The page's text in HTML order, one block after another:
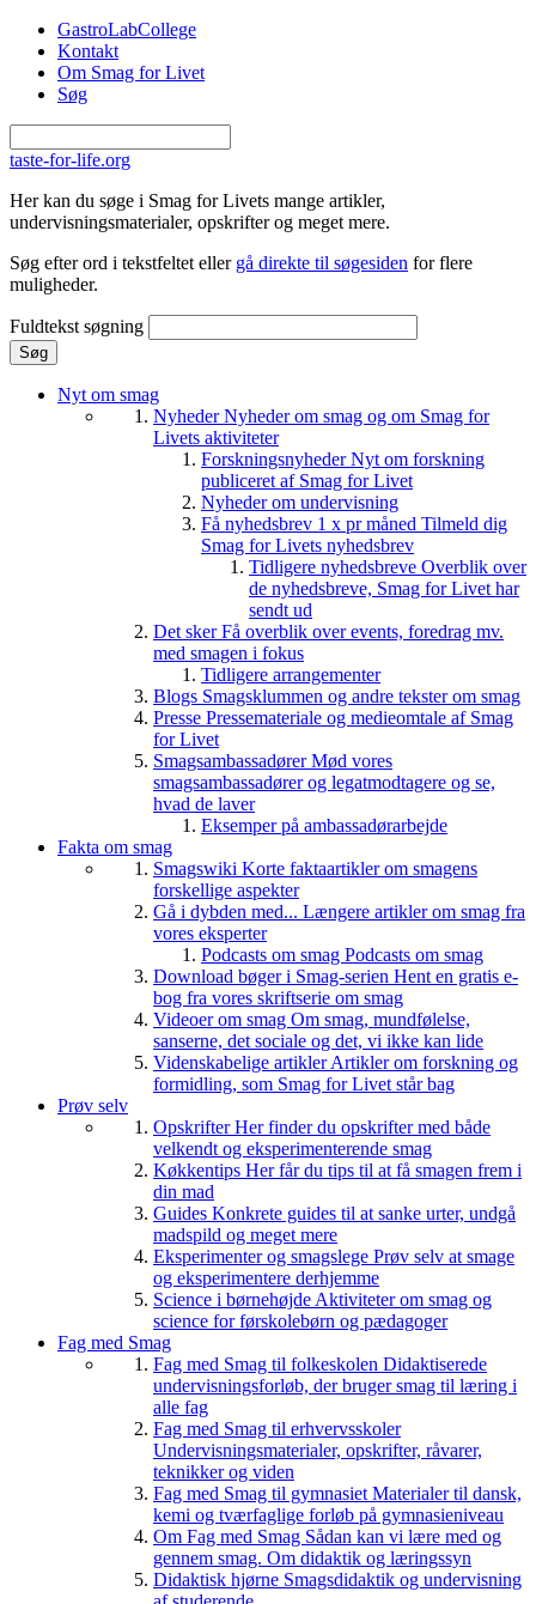
Gå til hovedindhold
GastroLabCollege
Kontakt
Om Smag for Livet
Søg
taste-for-life.org
Her kan du søge i Smag for Livets mange artikler,
undervisningsmaterialer, opskrifter og meget mere.
Søg efter ord i tekstfeltet eller gå direkte til søgesiden for flere
muligheder.
Fuldtekst søgning
Nyt om smag
NyhederNyheder om smag og om Smag for
Livets aktiviteter
ForskningsnyhederNyt om forskning
publiceret af Smag for Livet
Nyheder om undervisning
Få nyhedsbrev 1 x pr måned Tilmeld dig
Smag for Livets nyhedsbrev
Tidligere nyhedsbreve Overblik over
de nyhedsbreve, Smag for Livet har
sendt ud
Det skerFå overblik over events, foredrag mv.
med smagen i fokus
Tidligere arrangementer
Blogs Smagsklummen og andre tekster om smag
Presse Pressemateriale og medieomtale af Smag
for Livet
SmagsambassadørerMød vores
smagsambassadører og legatmodtagere og se,
hvad de laver
Eksemper på ambassadørarbejde
Fakta om smag
Smagswiki Korte faktaartikler om smagens
forskellige aspekter
Gå i dybden med... Længere artikler om smag fra
vores eksperter
Podcasts om smag Podcasts om smag
Download bøger i Smag-serien Hent en gratis e-
bog fra vores skriftserie om smag
Videoer om smag Om smag, mundfølelse,
sanserne, det sociale og det, vi ikke kan lide
Videnskabelige artiklerArtikler om forskning og
formidling, som Smag for Livet står bag
Prøv selv
OpskrifterHer finder du opskrifter med både
velkendt og eksperimenterende smag
Køkkentips Her får du tips til at få smagen frem i
din mad
Guides Konkrete guides til at sanke urter, undgå
madspild og meget mere
Eksperimenter og smagslege Prøv selv at smage
og eksperimentere derhjemme
Science i børnehøjde Aktiviteter om smag og
science for førskolebørn og pædagoger
Fag med Smag
Fag med Smag til folkeskolen Didaktiserede
undervisningsforløb, der bruger smag til læring i
alle fag
Fag med Smag til erhvervsskoler
Undervisningsmaterialer, opskrifter, råvarer,
teknikker og viden
Fag med Smag til gymnasiet Materialer til dansk,
kemi og tværfaglige forløb på gymnasieniveau
Om Fag med Smag Sådan kan vi lære med og
gennem smag. Om didaktik og læringssyn
Didaktisk hjørne Smagsdidaktik og undervisning